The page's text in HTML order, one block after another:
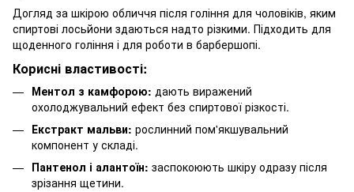
Догляд за шкірою обличчя після гоління для чоловіків, яким
спиртові лосьйони здаються надто різкими. Підходить для
щоденного гоління і для роботи в барбершопі.
Корисні властивості:
Ментол з камфорою: дають виражений
охолоджувальний ефект без спиртової різкості.
Екстракт мальви: рослинний пом'якшувальний
компонент у складі.
Пантенол і алантоїн: заспокоюють шкіру одразу після
зрізання щетини.